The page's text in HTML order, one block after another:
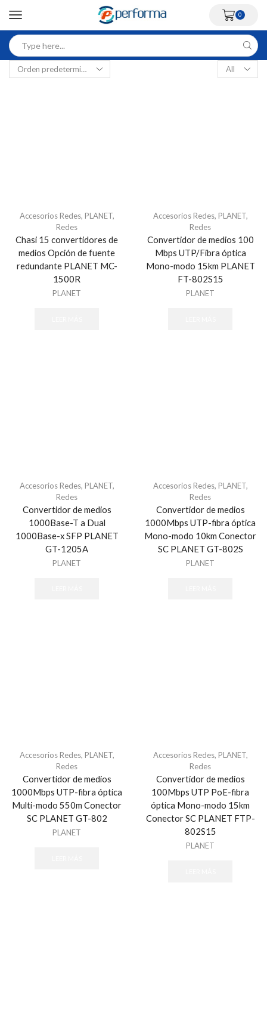
0
Accesorios Redes, PLANET,
Redes
Chasi 15 convertidores de
medios Opción de fuente
redundante PLANET MC-
1500R
PLANET
Accesorios Redes, PLANET,
Redes
Convertidor de medios 100
Mbps UTP/Fibra óptica
Mono-modo 15km PLANET
FT-802S15
PLANET
Accesorios Redes, PLANET,
Redes
Convertidor de medios
1000Base-T a Dual
1000Base-x SFP PLANET
GT-1205A
PLANET
Accesorios Redes, PLANET,
Redes
Convertidor de medios
1000Mbps UTP-fibra óptica
Mono-modo 10km Conector
SC PLANET GT-802S
PLANET
Accesorios Redes, PLANET,
Redes
Convertidor de medios
1000Mbps UTP-fibra óptica
Multi-modo 550m Conector
SC PLANET GT-802
PLANET
Accesorios Redes, PLANET,
Redes
Convertidor de medios
100Mbps UTP PoE-fibra
óptica Mono-modo 15km
Conector SC PLANET FTP-
802S15
PLANET